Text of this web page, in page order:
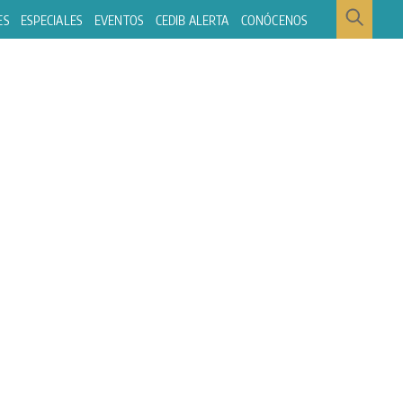
ESPECIALES EVENTOS CEDIB ALERTA CONÓCENOS